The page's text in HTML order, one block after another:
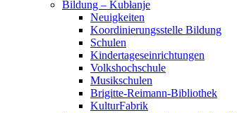
Bildung – Kubłanje
Neuigkeiten
Koordinierungsstelle Bildung
Schulen
Kindertageseinrichtungen
Volkshochschule
Musikschulen
Brigitte-Reimann-Bibliothek
KulturFabrik